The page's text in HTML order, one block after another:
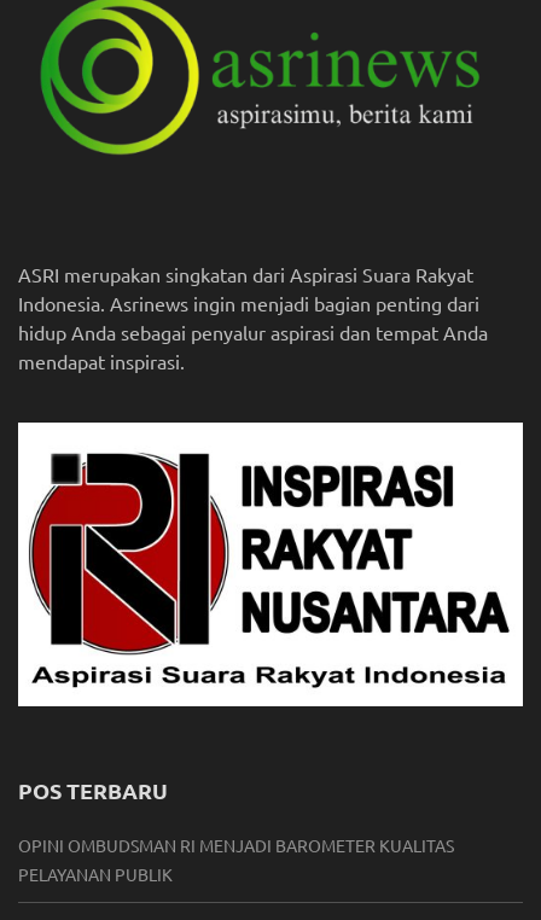
ASRI merupakan singkatan dari Aspirasi Suara Rakyat
Indonesia. Asrinews ingin menjadi bagian penting dari
hidup Anda sebagai penyalur aspirasi dan tempat Anda
mendapat inspirasi.
POS TERBARU
OPINI OMBUDSMAN RI MENJADI BAROMETER KUALITAS
PELAYANAN PUBLIK